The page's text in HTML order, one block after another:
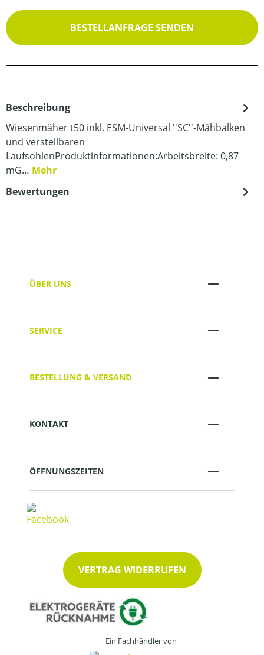
BESTELLANFRAGE SENDEN
Beschreibung
Wiesenmäher t50 inkl. ESM-Universal ''SC''-Mähbalken
und verstellbaren
LaufsohlenProduktinformationen:Arbeitsbreite: 0,87
mG… Mehr
Bewertungen
ÜBER UNS
SERVICE
BESTELLUNG & VERSAND
KONTAKT
ÖFFNUNGSZEITEN
VERTRAG WIDERRUFEN
Ein Fachhändler von